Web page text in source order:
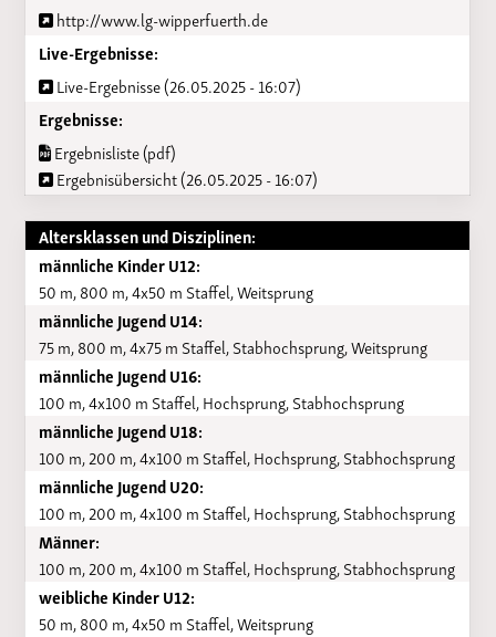
http://www.lg-wipperfuerth.de
Live-Ergebnisse:
Live-Ergebnisse (26.05.2025 - 16:07)
Ergebnisse:
Ergebnisliste (pdf)
Ergebnisübersicht (26.05.2025 - 16:07)
Altersklassen und Disziplinen:
männliche Kinder U12:
50 m, 800 m, 4x50 m Staffel, Weitsprung
männliche Jugend U14:
75 m, 800 m, 4x75 m Staffel, Stabhochsprung, Weitsprung
männliche Jugend U16:
100 m, 4x100 m Staffel, Hochsprung, Stabhochsprung
männliche Jugend U18:
100 m, 200 m, 4x100 m Staffel, Hochsprung, Stabhochsprung
männliche Jugend U20:
100 m, 200 m, 4x100 m Staffel, Hochsprung, Stabhochsprung
Männer:
100 m, 200 m, 4x100 m Staffel, Hochsprung, Stabhochsprung
weibliche Kinder U12:
50 m, 800 m, 4x50 m Staffel, Weitsprung